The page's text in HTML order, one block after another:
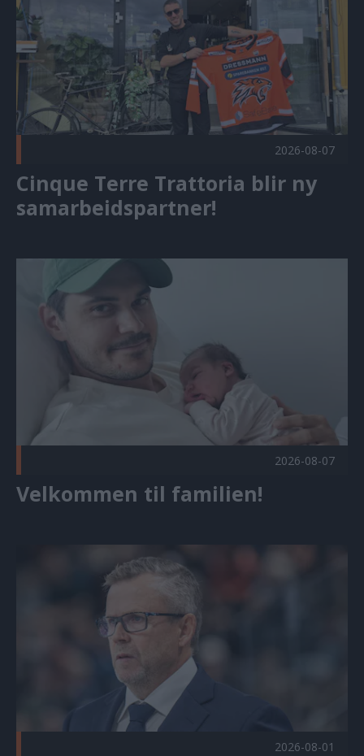
2026-08-07
Cinque Terre Trattoria blir ny
samarbeidspartner!
Velkommen til familien! Publisert 2026-08-07
2026-08-07
Velkommen til familien!
Sjur Robert Nilsen tilbake som hovedtrener Publisert 2026-
2026-08-01